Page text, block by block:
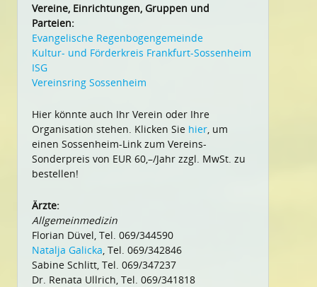
Vereine, Einrichtungen, Gruppen und
Parteien:
Evangelische Regenbogengemeinde
Kultur- und Förderkreis Frankfurt-Sossenheim
ISG
Vereinsring Sossenheim
Hier könnte auch Ihr Verein oder Ihre
Organisation stehen. Klicken Sie hier , um
einen Sossenheim-Link zum Vereins-
Sonderpreis von EUR 60,–/Jahr zzgl. MwSt. zu
bestellen!
Ärzte:
Allgemeinmedizin
Florian Düvel, Tel. 069/344590
Natalja Galicka , Tel. 069/342846
Sabine Schlitt, Tel. 069/347237
Dr. Renata Ullrich, Tel. 069/341818